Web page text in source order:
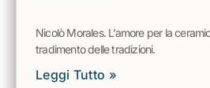
Nicolò Morales. L’amore per la
tradimento delle tradizioni.
Leggi Tutto »